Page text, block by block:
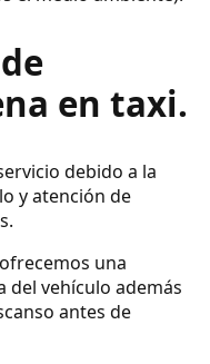
en taxi.
debido a la
y atención de
una
del vehículo además
antes de